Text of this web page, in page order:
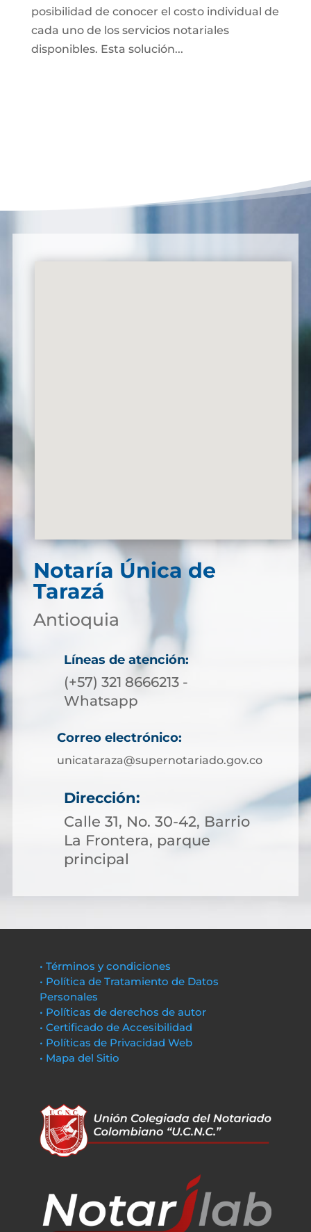
posibilidad de conocer el costo individual de
cada uno de los servicios notariales
disponibles. Esta solución...
Notaría Única de
Tarazá
Antioquia
Líneas de atención:
(+57) 321 8666213 -
Whatsapp
Correo electrónico:
unicataraza@supernotariado.gov.co
Dirección:
Calle 31, No. 30-42, Barrio
La Frontera, parque
principal
• Términos y condiciones
• Política de Tratamiento de Datos
Personales
• Políticas de derechos de autor
• Certificado de Accesibilidad
• Políticas de Privacidad Web
• Mapa del Sitio